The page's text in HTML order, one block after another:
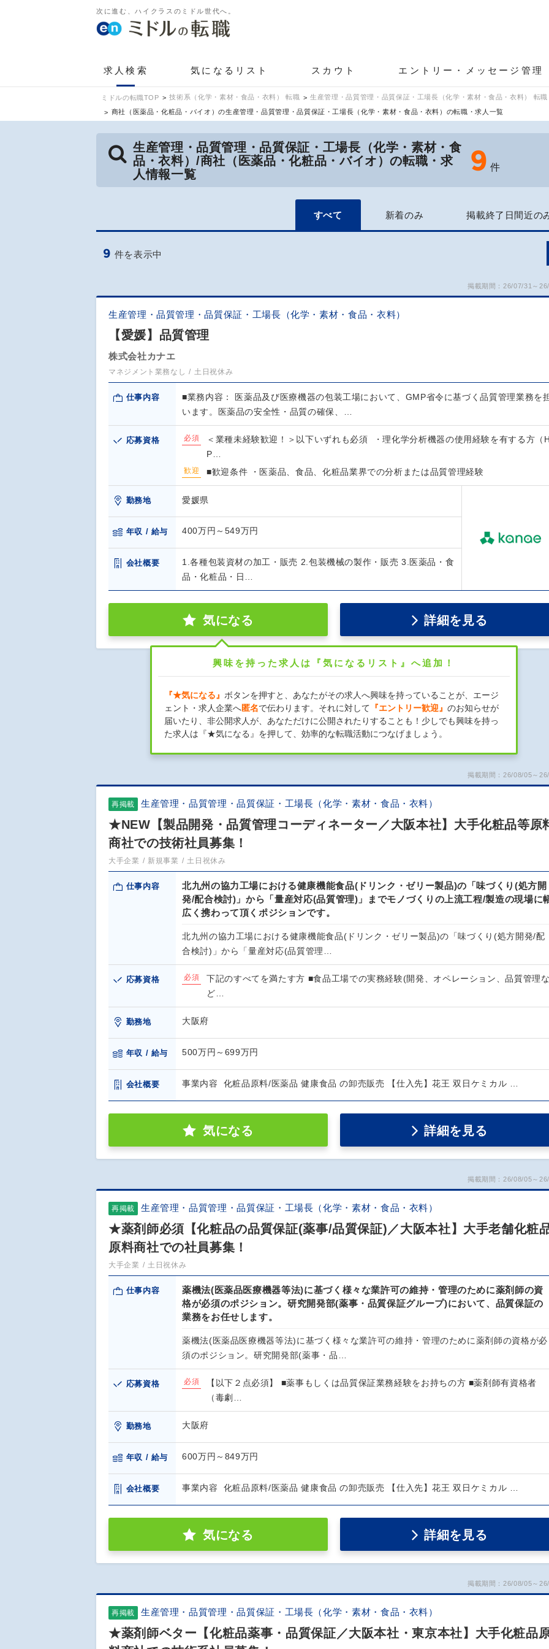
次に進む、ハイクラスのミドル世代へ。
求人検索 気になるリスト スカウト エントリー・メッセージ管理
ミドルの転職TOP 技術系（化学・素材・食品・衣料） 転職
生産管理・品質管理・品質保証・工場長（化学・素材・食品・衣料） 転職
商社（医薬品・化粧品・バイオ）の生産管理・品質管理・品質保証・工場長（化学・素材・食品・衣料）の転職・求人一覧
生産管理・品質管理・品質保証・工場長（化学・素材・食
品・衣料）/商社（医薬品・化粧品・バイオ）の転職・求
人情報一覧
9 件
すべて 新着のみ 掲載終了日間近の
9 件を表示中
掲載期間：26/07/31～
生産管理・品質管理・品質保証・工場長（化学・素材・食品・衣料）
【愛媛】品質管理
株式会社カナエ
マネジメント業務なし 土日祝休み
仕事内容
■業務内容： 医薬品及び医療機器の包装工場において、GMP省令に基づく品質管理業務を
います。医薬品の安全性・品質の確保、…
応募資格 必須
＜業種未経験歓迎！＞以下いずれも必須 ・理化学分析機器の使用経験を有する方（H
P…
歓迎 ■歓迎条件 ・医薬品、食品、化粧品業界での分析または品質管理経験
勤務地 愛媛県
年収 / 給与 400万円～549万円
会社概要
1.各種包装資材の加工・販売 2.包装機械の製作・販売 3.医薬品・食
品・化粧品・日…
気になる 詳細を見る
興味を持った求人は『気になるリスト』へ追加！
『★気になる』 ボタンを押すと、あなたがその求人へ興味を持っていることが、エージ
ェント・求人企業へ匿名で伝わります。それに対して 『エントリー歓迎』 のお知らせが
届いたり、非公開求人が、あなただけに公開されたりすることも！少しでも興味を持っ
た求人は『★気になる』を押して、効率的な転職活動につなげましょう。
掲載期間：26/08/05～
再掲載 生産管理・品質管理・品質保証・工場長（化学・素材・食品・衣料）
★NEW【製品開発・品質管理コーディネーター／大阪本社】大手化粧品等原
商社での技術社員募集！
大手企業 新規事業 土日祝休み
仕事内容
北九州の協力工場における健康機能食品(ドリンク・ゼリー製品)の「味づくり(処方開
発/配合検討)」から「量産対応(品質管理)」までモノづくりの上流工程/製造の現場に
広く携わって頂くポジションです。
北九州の協力工場における健康機能食品(ドリンク・ゼリー製品)の「味づくり(処方開発/配
合検討)」から「量産対応(品質管理…
応募資格 必須
下記のすべてを満たす方 ■食品工場での実務経験(開発、オペレーション、品質管理な
ど…
勤務地 大阪府
年収 / 給与 500万円～699万円
会社概要 事業内容 化粧品原料/医薬品 健康食品 の卸売販売 【仕入先】花王 双日ケミカル …
気になる 詳細を見る
掲載期間：26/08/05～
再掲載 生産管理・品質管理・品質保証・工場長（化学・素材・食品・衣料）
★薬剤師必須【化粧品の品質保証(薬事/品質保証)／大阪本社】大手老舗化粧
原料商社での社員募集！
大手企業 土日祝休み
仕事内容
薬機法(医薬品医療機器等法)に基づく様々な業許可の維持・管理のために薬剤師の資
格が必須のポジション。研究開発部(薬事・品質保証グループ)において、品質保証の
業務をお任せします。
薬機法(医薬品医療機器等法)に基づく様々な業許可の維持・管理のために薬剤師の資格が必
須のポジション。研究開発部(薬事・品…
応募資格 必須
【以下２点必須】 ■薬事もしくは品質保証業務経験をお持ちの方 ■薬剤師有資格者
（毒劇…
勤務地 大阪府
年収 / 給与 600万円～849万円
会社概要 事業内容 化粧品原料/医薬品 健康食品 の卸売販売 【仕入先】花王 双日ケミカル …
気になる 詳細を見る
掲載期間：26/08/05～
再掲載 生産管理・品質管理・品質保証・工場長（化学・素材・食品・衣料）
★薬剤師ベター【化粧品薬事・品質保証／大阪本社・東京本社】大手化粧品